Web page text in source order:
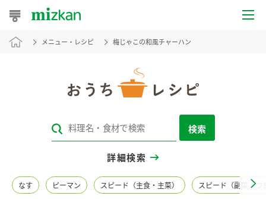
おうちレシピ
レシピカテゴリ一覧
レシピ名特集
メニュー・レシピ 梅じゃこの和風チャーハン
検索
詳細検索
なす ピーマン スピード（主食・主菜） スピード（副菜・つ